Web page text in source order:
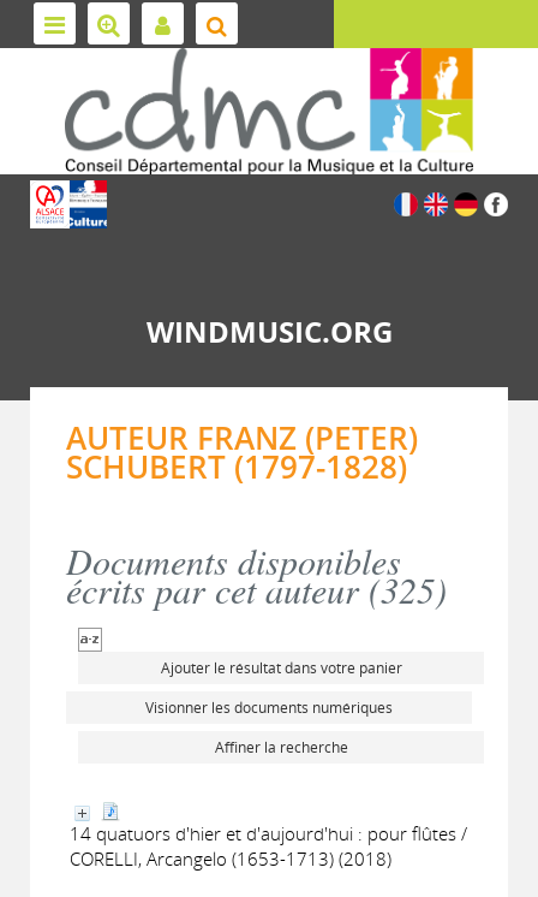
WINDMUSIC.ORG
AUTEUR FRANZ (PETER)
SCHUBERT (1797-1828)
Documents disponibles
écrits par cet auteur (325)
Ajouter le résultat dans votre panier
Visionner les documents numériques
Affiner la recherche
14 quatuors d'hier et d'aujourd'hui : pour flûtes /
CORELLI, Arcangelo (1653-1713) (2018)